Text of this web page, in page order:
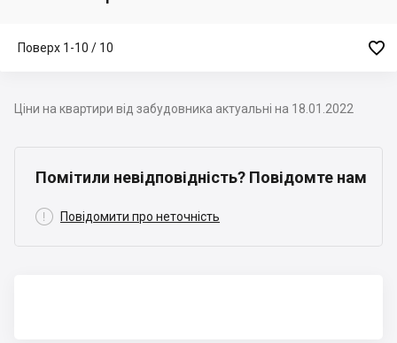
Поверх 1-10 / 10 
Ціни на квартири від забудовника актуальні на 18.01.2022
Помітили невідповідність? Повідомте нам
 Повідомити про неточність